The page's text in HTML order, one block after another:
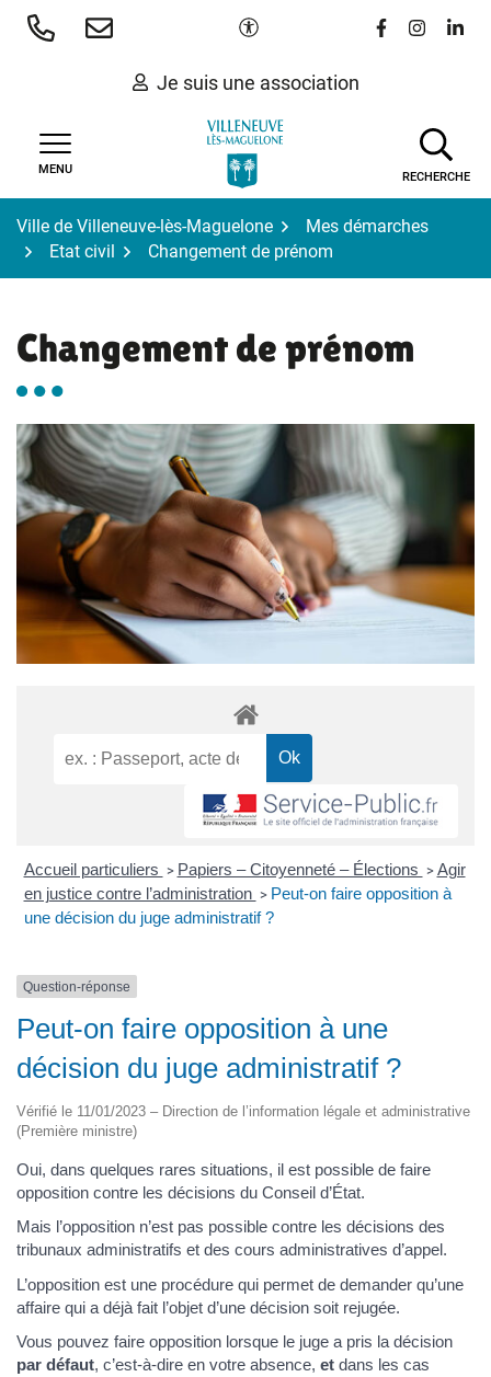
Aller
Paramètres d'accessibilité
Lien vers le
Lien vers
Lien
Je suis une association
MENU
RECHERCHE
Ville de Villeneuve-lès-Maguelone
Mes démarches
Etat civil
Changement de prénom
Changement de prénom
Accueil particuliers > Papiers – Citoyenneté – Élections > Agir
en justice contre l’administration > Peut-on faire opposition à
une décision du juge administratif ?
Question-réponse
Peut-on faire opposition à une
décision du juge administratif ?
Vérifié le 11/01/2023 – Direction de l’information légale et administrative
(Première ministre)
Oui, dans quelques rares situations, il est possible de faire
opposition contre les décisions du Conseil d’État.
Mais l’opposition n’est pas possible contre les décisions des
tribunaux administratifs et des cours administratives d’appel.
L’opposition est une procédure qui permet de demander qu’une
affaire qui a déjà fait l’objet d’une décision soit rejugée.
Vous pouvez faire opposition lorsque le juge a pris la décision
par défaut, c’est-à-dire en votre absence, et dans les cas